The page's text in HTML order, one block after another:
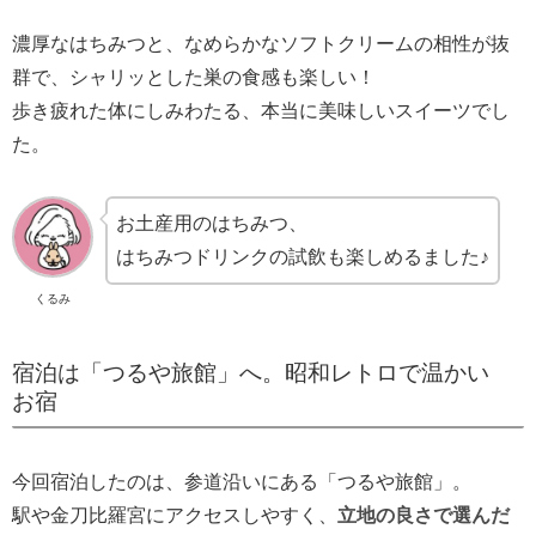
濃厚なはちみつと、なめらかなソフトクリームの相性が抜
群で、シャリッとした巣の食感も楽しい！
歩き疲れた体にしみわたる、本当に美味しいスイーツでし
た。
くるみ
お土産用のはちみつ、
はちみつドリンクの試飲も楽しめるました♪
宿泊は「つるや旅館」へ。昭和レトロで温かい
お宿
今回宿泊したのは、参道沿いにある「つるや旅館」。
駅や金刀比羅宮にアクセスしやすく、 立地の良さで選んだ